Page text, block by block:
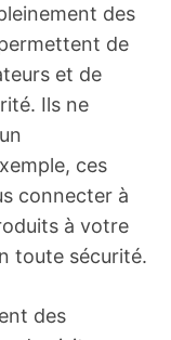
des
de
et de
Ils ne
ces
connecter à
à votre
toute sécurité.
des